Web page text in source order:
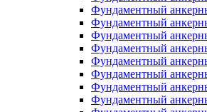
Фундаментный
Фундаментный
Фундаментный
Фундаментный
Фундаментный
Фундаментный
Фундаментный
Фундаментный